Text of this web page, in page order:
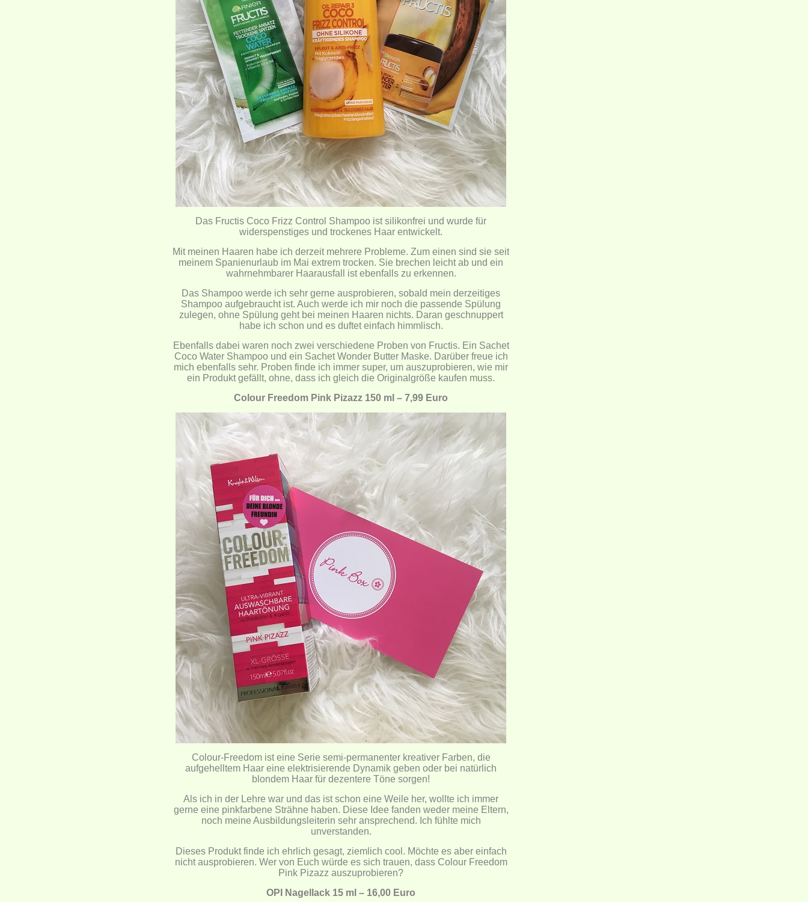
Das Fructis Coco Frizz Control Shampoo ist silikonfrei und wurde für
widerspenstiges und trockenes Haar entwickelt.
Mit meinen Haaren habe ich derzeit mehrere Probleme. Zum einen sind sie seit
meinem Spanienurlaub im Mai extrem trocken. Sie brechen leicht ab und ein
wahrnehmbarer Haarausfall ist ebenfalls zu erkennen.
Das Shampoo werde ich sehr gerne ausprobieren, sobald mein derzeitiges
Shampoo aufgebraucht ist. Auch werde ich mir noch die passende Spülung
zulegen, ohne Spülung geht bei meinen Haaren nichts. Daran geschnuppert
habe ich schon und es duftet einfach himmlisch.
Ebenfalls dabei waren noch zwei verschiedene Proben von Fructis. Ein Sachet
Coco Water Shampoo und ein Sachet Wonder Butter Maske. Darüber freue ich
mich ebenfalls sehr. Proben finde ich immer super, um auszuprobieren, wie mir
ein Produkt gefällt, ohne, dass ich gleich die Originalgröße kaufen muss.
Colour Freedom Pink Pizazz 150 ml – 7,99 Euro
Colour-Freedom ist eine Serie semi-permanenter kreativer Farben, die
aufgehelltem Haar eine elektrisierende Dynamik geben oder bei natürlich
blondem Haar für dezentere Töne sorgen!
Als ich in der Lehre war und das ist schon eine Weile her, wollte ich immer
gerne eine pinkfarbene Strähne haben. Diese Idee fanden weder meine Eltern,
noch meine Ausbildungsleiterin sehr ansprechend. Ich fühlte mich
unverstanden.
Dieses Produkt finde ich ehrlich gesagt, ziemlich cool. Möchte es aber einfach
nicht ausprobieren. Wer von Euch würde es sich trauen, dass Colour Freedom
Pink Pizazz auszuprobieren?
OPI Nagellack 15 ml – 16,00 Euro